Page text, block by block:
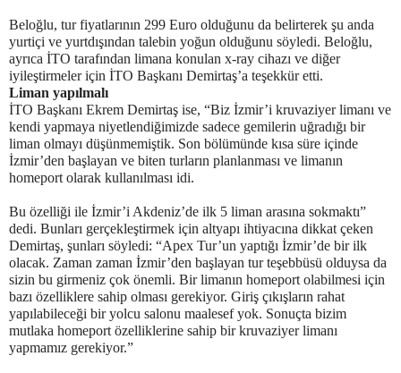
Beloğlu, tur fiyatlarının 299 Euro olduğunu da belirterek şu anda
yurtiçi ve yurtdışından talebin yoğun olduğunu söyledi. Beloğlu,
ayrıca İTO tarafından limana konulan x-ray cihazı ve diğer
iyileştirmeler için İTO Başkanı Demirtaş’a teşekkür etti.
Liman yapılmalı
İTO Başkanı Ekrem Demirtaş ise, “Biz İzmir’i kruvaziyer limanı ve
kendi yapmaya niyetlendiğimizde sadece gemilerin uğradığı bir
liman olmayı düşünmemiştik. Son bölümünde kısa süre içinde
İzmir’den başlayan ve biten turların planlanması ve limanın
homeport olarak kullanılması idi.
Bu özelliği ile İzmir’i Akdeniz’de ilk 5 liman arasına sokmaktı”
dedi. Bunları gerçekleştirmek için altyapı ihtiyacına dikkat çeken
Demirtaş, şunları söyledi: “Apex Tur’un yaptığı İzmir’de bir ilk
olacak. Zaman zaman İzmir’den başlayan tur teşebbüsü olduysa da
sizin bu girmeniz çok önemli. Bir limanın homeport olabilmesi için
bazı özelliklere sahip olması gerekiyor. Giriş çıkışların rahat
yapılabileceği bir yolcu salonu maalesef yok. Sonuçta bizim
mutlaka homeport özelliklerine sahip bir kruvaziyer limanı
yapmamız gerekiyor.”